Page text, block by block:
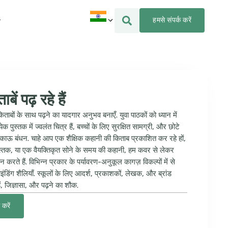
हमसे संपर्क करें
पढ़ रहे हैं
के साथ पढ़ने का यादगार अनुभव बनाएँ. युवा पाठकों को ध्यान में
पुस्तक में ज्वलंत चित्र हैं, बच्चों के लिए सुरक्षित सामग्री, और छोटे
बंधन. चाहे आप एक शैक्षिक कहानी की किताब प्रकाशित कर रहे हों,
या एक वैयक्तिकृत सोने के समय की कहानी, हम कवर से लेकर
करते हैं. विभिन्न प्रकार के पर्यावरण-अनुकूल कागज़ विकल्पों में से
शैलियाँ. स्कूलों के लिए आदर्श, प्रकाशकों, लेखक, और ब्रांड
जिज्ञासा, और पढ़ने का शौक.
करें